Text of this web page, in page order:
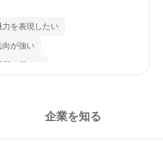
を表現したい
向が強い
で働ける
企業を知る